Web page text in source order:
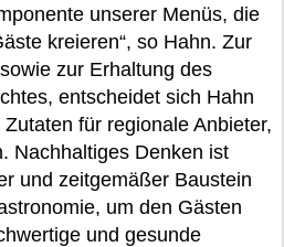
unserer Menüs, die
kreieren“, so Hahn. Zur
zur Erhaltung des
entscheidet sich Hahn
für regionale Anbieter,
Nachhaltiges Denken ist
und zeitgemäßer Baustein
um den Gästen
und gesunde